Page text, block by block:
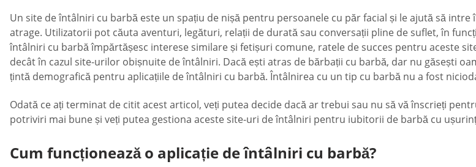
Un site de întâlniri cu barbă este un spațiu de nișă pentru persoanele cu păr facial și le ajută să
atrage. Utilizatorii pot căuta aventuri, legături, relații de durată sau conversații pline de suflet, în
întâlniri cu barbă împărtășesc interese similare și fetișuri comune, ratele de succes pentru aceste
decât în cazul site-urilor obișnuite de întâlniri. Dacă ești atras de bărbații cu barbă, dar nu găsești
țintă demografică pentru aplicațiile de întâlniri cu barbă. Întâlnirea cu un tip cu barbă nu a fost
Odată ce ați terminat de citit acest articol, veți putea decide dacă ar trebui sau nu să vă înscrieți
potriviri mai bune și veți putea gestiona aceste site-uri de întâlniri pentru iubitorii de barbă cu
Cum funcționează o aplicație de întâlniri cu barbă?